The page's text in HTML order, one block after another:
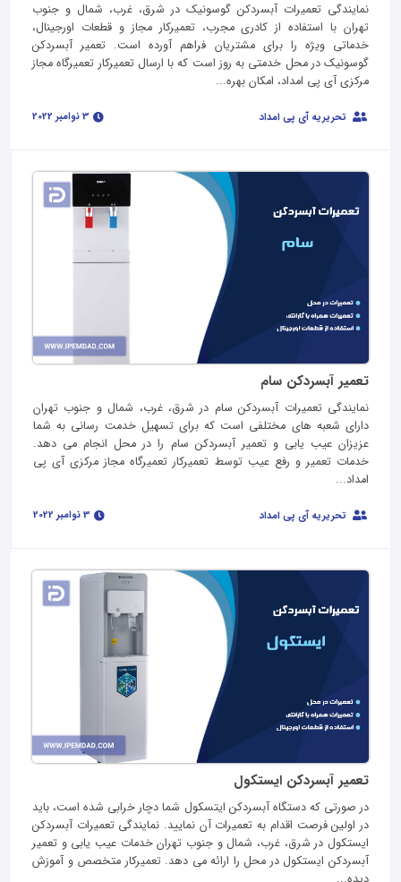
نمایندگی تعمیرات آبسردکن گوسونیک در شرق، غرب، شمال و جنوب
تهران با استفاده از کادری مجرب، تعمیرکار مجاز و قطعات اورجینال،
خدماتی ویژه را برای مشتریان فراهم آورده است. تعمیر آبسردکن
گوسونیک در محل خدمتی به روز است که با ارسال تعمیرکار تعمیرگاه مجاز
مرکزی آی پی امداد، امکان بهره...
تحریریه آی پی امداد
تعمیر آبسردکن سام
نمایندگی تعمیرات آبسردکن سام در شرق، غرب، شمال و جنوب تهران
دارای شعبه های مختلفی است که برای تسهیل خدمت رسانی به شما
عزیزان عیب یابی و تعمیر آبسردکن سام را در محل انجام می دهد.
خدمات تعمیر و رفع عیب توسط تعمیرکار تعمیرگاه مجاز مرکزی آی پی
امداد...
تحریریه آی پی امداد
تعمیر آبسردکن ایستکول
در صورتی که دستگاه آبسردکن ایتسکول شما دچار خرابی شده است، باید
در اولین فرصت اقدام به تعمیرات آن نمایید. نمایندگی تعمیرات آبسردکن
ایستکول در شرق، غرب، شمال و جنوب تهران خدمات عیب یابی و تعمیر
آبسردکن ایستکول در محل را ارائه می دهد. تعمیرکار متخصص و آموزش